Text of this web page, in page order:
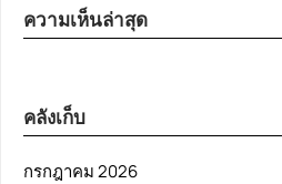
ความเห็นล่าสุด
คลังเก็บ
กรกฎาคม 2026